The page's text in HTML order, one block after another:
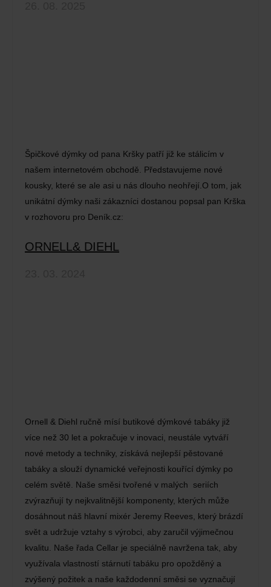
Špičkové dýmky od pana Kršky patří již ke stálicím v
našem internetovém obchodě. Představujeme nové
kousky, které se ale asi u nás dlouho neohřejí.O tom, jak
unikátní dýmky naši zákazníci dostanou popsal pan Krška
v rozhovoru pro Deník.cz:
ORNELL& DIEHL
Ornell & Diehl ručně mísí butikové dýmkové tabáky již
více než 30 let a pokračuje v inovaci, neustále vytváří
nové metody a techniky, získává nejlepší pěstované
tabáky a slouží dynamické veřejnosti kouřící dýmky po
celém světě. Naše směsi tvořené v malých seriích
zvýrazňují ty nejkvalitnější komponenty, kterých může
dosáhnout náš hlavní mixér Jeremy Reeves, který brázdí
svět a udržuje vztahy s výrobci, aby zaručil výjimečnou
kvalitu. Naše řada Cellar je speciálně navržena tak, aby
využívala vlastností stárnutí tabáku pro opožděný a
zvýšený požitek a naše každodenní směsi se vyznačují